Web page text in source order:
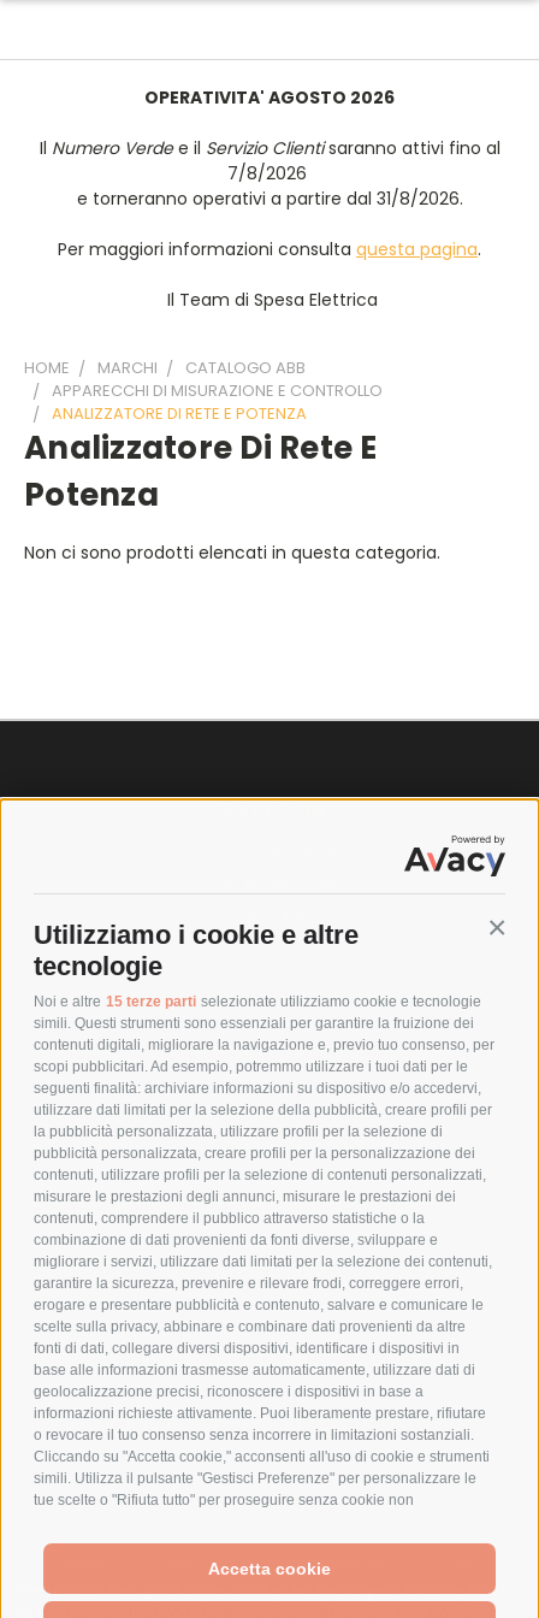
Utilizziamo i cookie e altre
tecnologie
Noi e altre 15 terze parti selezionate utilizziamo cookie e tecnologie
simili. Questi strumenti sono essenziali per garantire la fruizione dei
contenuti digitali, migliorare la navigazione e, previo tuo consenso, per
scopi pubblicitari. Ad esempio, potremmo utilizzare i tuoi dati per le
seguenti finalità: archiviare informazioni su dispositivo e/o accedervi,
utilizzare dati limitati per la selezione della pubblicità, creare profili per
la pubblicità personalizzata, utilizzare profili per la selezione di
pubblicità personalizzata, creare profili per la personalizzazione dei
contenuti, utilizzare profili per la selezione di contenuti personalizzati,
misurare le prestazioni degli annunci, misurare le prestazioni dei
contenuti, comprendere il pubblico attraverso statistiche o la
combinazione di dati provenienti da fonti diverse, sviluppare e
migliorare i servizi, utilizzare dati limitati per la selezione dei contenuti,
garantire la sicurezza, prevenire e rilevare frodi, correggere errori,
erogare e presentare pubblicità e contenuto, salvare e comunicare le
scelte sulla privacy, abbinare e combinare dati provenienti da altre
fonti di dati, collegare diversi dispositivi, identificare i dispositivi in
base alle informazioni trasmesse automaticamente, utilizzare dati di
geolocalizzazione precisi, riconoscere i dispositivi in base a
informazioni richieste attivamente. Puoi liberamente prestare, rifiutare
o revocare il tuo consenso senza incorrere in limitazioni sostanziali.
Cliccando su "Accetta cookie," acconsenti all'uso di cookie e strumenti
simili. Utilizza il pulsante "Gestisci Preferenze" per personalizzare le
tue scelte o "Rifiuta tutto" per proseguire senza cookie non
momento cliccando sul link "Preferenze Cookie" in fondo alla pagina o
sull'icona dello scudo in basso a sinistra. Le tue preferenze si
applicheranno al solo dispositivo in uso.
Accetta cookie
OPERATIVITA' AGOSTO 2026
Il Numero Verdee il Servizio Clientisaranno attivi fino al
7/8/2026
e torneranno operativi a partire dal 31/8/2026.
Per maggiori informazioni consulta questa pagina.
Il Team di Spesa Elettrica
HOME MARCHI
CATALOGO ABB
APPARECCHI DI MISURAZIONE E CONTROLLO
ANALIZZATORE DI RETE E POTENZA
Analizzatore Di Rete E
Potenza
Non ci sono prodotti elencati in questa categoria.
SPEDIZIONI
POLICY
PRIVACY POLICY
COOKIE POLICY
PAGAMENTI SICURI
AZIENDA
CHI SIAMO
MARCHI TRATTATI
CONDOMINI
Bonifico
Bancario
SPESA ELETTRICA SOCIETA CONSORTILE A RESPONSABILITA LIMITATA - VIALE
MILANOFIORI, STRADA 4 - PALAZZO A5 20057, ASSAGO MILANO - PARTITA IVA
We use cookies (and other similar technologies) to collect data
to improve your shopping experience.
By using our website,